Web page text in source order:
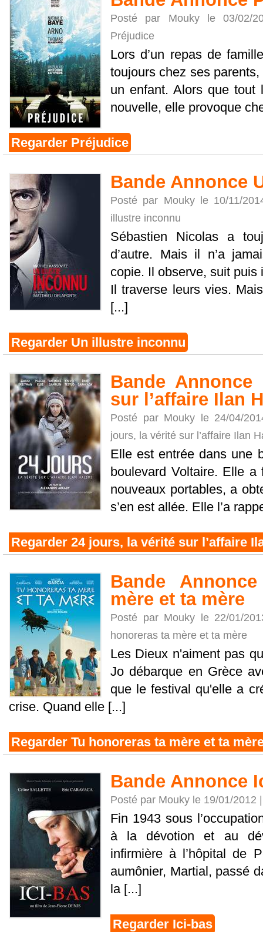
Posté par Mouky le 03/02/
Préjudice
Lors d’un repas de
toujours chez ses
un enfant. Alors que
nouvelle, elle provoque
Regarder Préjudice
Bande Annonce
Posté par Mouky le 10/11/
illustre inconnu
Sébastien Nicolas a
d’autre. Mais il n’a
copie. Il observe, suit puis
Il traverse leurs vies.
[...]
Regarder Un illustre inconnu
Bande
sur l’affaire Ilan
Posté par Mouky le 24/04/
jours, la vérité sur l’affaire Ilan
Elle est entrée dans une
boulevard Voltaire. Elle a
nouveaux portables, a
s’en est allée. Elle l’a
Regarder 24 jours, la vérité sur l’affaire
Bande
mère et ta mère
Posté par Mouky le 22/01/
honoreras ta mère et ta mère
Les Dieux n'aiment pas
Jo débarque en Grèce
que le festival qu'elle a
crise. Quand elle [...]
Regarder Tu honoreras ta mère et ta
Bande Annonce
Posté par Mouky le 19/01/2012
Fin 1943 sous
à la dévotion et au
infirmière à l’hôpital de
aumônier, Martial, passé
la [...]
Regarder Ici-bas